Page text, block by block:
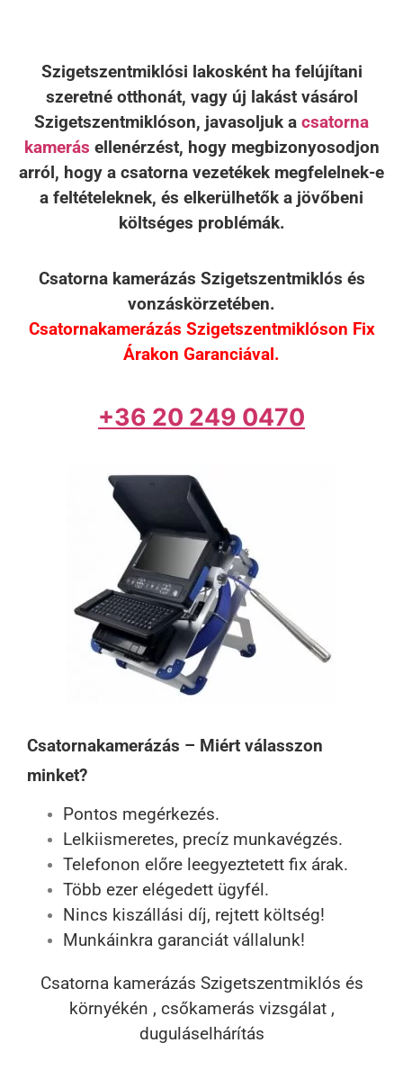
Szigetszentmiklósi lakosként ha felújítani
szeretné otthonát, vagy új lakást vásárol
Szigetszentmiklóson, javasoljuk a csatorna
kamerás ellenérzést, hogy megbizonyosodjon
arról, hogy a csatorna vezetékek megfelelnek-e
a feltételeknek, és elkerülhetők a jövőbeni
költséges problémák.
Csatorna kamerázás Szigetszentmiklós és
vonzáskörzetében.
Csatornakamerázás Szigetszentmiklóson Fix
Árakon Garanciával.
+36 20 249 0470
Csatornakamerázás – Miért válasszon
minket?
Pontos megérkezés.
Lelkiismeretes, precíz munkavégzés.
Telefonon előre leegyeztetett fix árak.
Több ezer elégedett ügyfél.
Nincs kiszállási díj, rejtett költség!
Munkáinkra garanciát vállalunk!
Csatorna kamerázás Szigetszentmiklós és
környékén , csőkamerás vizsgálat ,
duguláselhárítás